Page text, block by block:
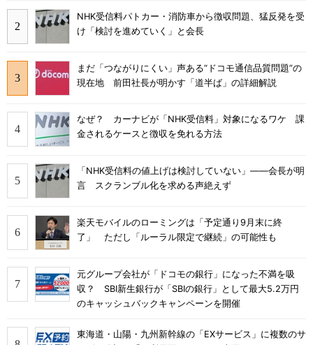
NHK受信料パトカー・消防車から徴収問題、猛反発を受
け「検討を進めていく」と会長
まだ「つながりにくい」声ある“ドコモ通信品質問題”の
現在地 前田社長が明かす「道半ば」の詳細解説
なぜ？ カーナビが「NHK受信料」対象になるワケ 課
金されるケースと徴収を免れる方法
「NHK受信料の値上げは検討していない」――会長が明
言 スクランブル化を求める声絶えず
楽天モバイルのローミングは「予定通り9月末に終
了」 ただし「ルーラル限定で継続」の可能性も
元グループ会社が「ドコモの銀行」になった不満を吸
収？ SBI新生銀行が「SBIの銀行」として最大5.2万円
のキャッシュバックキャンペーンを開催
東海道・山陽・九州新幹線の「EXサービス」に複数のサ